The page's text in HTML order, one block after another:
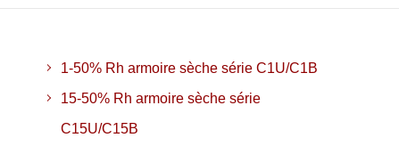
1-50% Rh armoire sèche série C1U/C1B
15-50% Rh armoire sèche série
C15U/C15B